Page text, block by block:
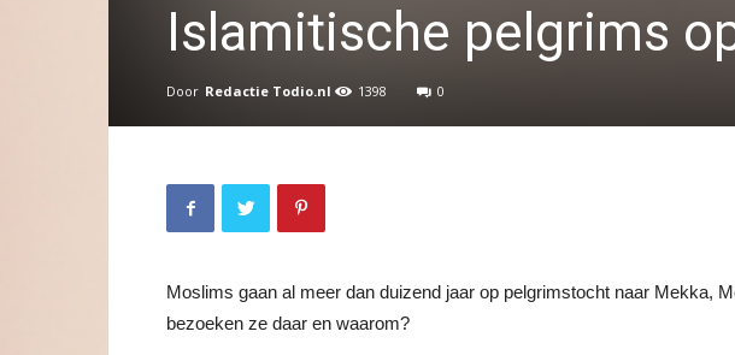
Islamitische pelgrims
Door Redactie Todio.nl 1398 0
Moslims gaan al meer dan duizend jaar op pelgrimstocht naar Mekka,
bezoeken ze daar en waarom?